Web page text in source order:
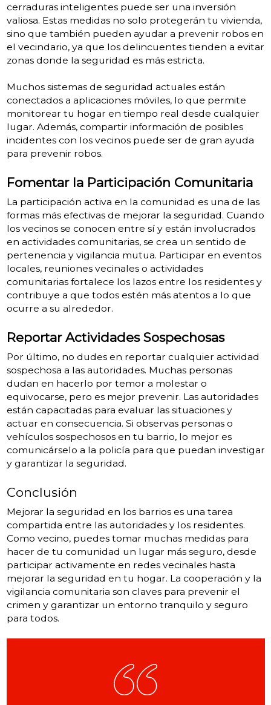
cerraduras inteligentes puede ser una inversión
valiosa. Estas medidas no solo protegerán tu vivienda,
sino que también pueden ayudar a prevenir robos en
el vecindario, ya que los delincuentes tienden a evitar
zonas donde la seguridad es más estricta.
Muchos sistemas de seguridad actuales están
conectados a aplicaciones móviles, lo que permite
monitorear tu hogar en tiempo real desde cualquier
lugar. Además, compartir información de posibles
incidentes con los vecinos puede ser de gran ayuda
para prevenir robos.
Fomentar la Participación Comunitaria
La participación activa en la comunidad es una de las
formas más efectivas de mejorar la seguridad. Cuando
los vecinos se conocen entre sí y están involucrados
en actividades comunitarias, se crea un sentido de
pertenencia y vigilancia mutua. Participar en eventos
locales, reuniones vecinales o actividades
comunitarias fortalece los lazos entre los residentes y
contribuye a que todos estén más atentos a lo que
ocurre a su alrededor.
Reportar Actividades Sospechosas
Por último, no dudes en reportar cualquier actividad
sospechosa a las autoridades. Muchas personas
dudan en hacerlo por temor a molestar o
equivocarse, pero es mejor prevenir. Las autoridades
están capacitadas para evaluar las situaciones y
actuar en consecuencia. Si observas personas o
vehículos sospechosos en tu barrio, lo mejor es
comunicárselo a la policía para que puedan investigar
y garantizar la seguridad.
Conclusión
Mejorar la seguridad en los barrios es una tarea
compartida entre las autoridades y los residentes.
Como vecino, puedes tomar muchas medidas para
hacer de tu comunidad un lugar más seguro, desde
participar activamente en redes vecinales hasta
mejorar la seguridad en tu hogar. La cooperación y la
vigilancia comunitaria son claves para prevenir el
crimen y garantizar un entorno tranquilo y seguro
para todos.